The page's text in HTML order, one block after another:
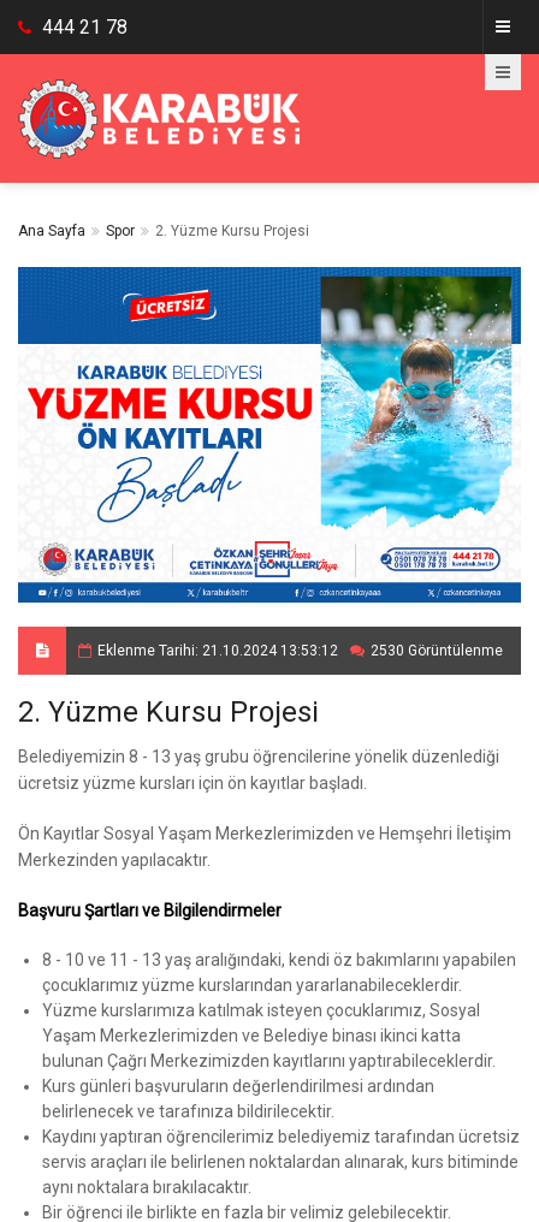
444 21 78
Ana Sayfa Spor 2. Yüzme Kursu Projesi
Eklenme Tarihi: 21.10.2024 13:53:12 2530 Görüntülenme
2. Yüzme Kursu Projesi
Belediyemizin 8 - 13 yaş grubu öğrencilerine yönelik düzenlediği
ücretsiz yüzme kursları için ön kayıtlar başladı.
Ön Kayıtlar Sosyal Yaşam Merkezlerimizden ve Hemşehri İletişim
Merkezinden yapılacaktır.
Başvuru Şartları ve Bilgilendirmeler
8 - 10 ve 11 - 13 yaş aralığındaki, kendi öz bakımlarını yapabilen
çocuklarımız yüzme kurslarından yararlanabileceklerdir.
Yüzme kurslarımıza katılmak isteyen çocuklarımız, Sosyal
Yaşam Merkezlerimizden ve Belediye binası ikinci katta
bulunan Çağrı Merkezimizden kayıtlarını yaptırabileceklerdir.
Kurs günleri başvuruların değerlendirilmesi ardından
belirlenecek ve tarafınıza bildirilecektir.
Kaydını yaptıran öğrencilerimiz belediyemiz tarafından ücretsiz
servis araçları ile belirlenen noktalardan alınarak, kurs bitiminde
aynı noktalara bırakılacaktır.
Bir öğrenci ile birlikte en fazla bir velimiz gelebilecektir.